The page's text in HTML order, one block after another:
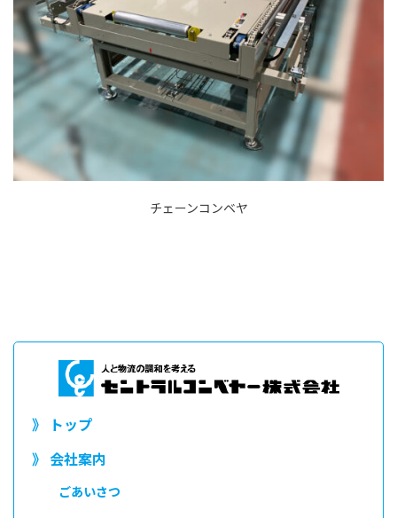
チェーンコンベヤ
》 トップ
》 会社案内
ごあいさつ